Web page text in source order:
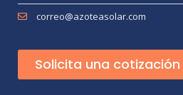
correo@azoteasolar.com
Solicita una cotización